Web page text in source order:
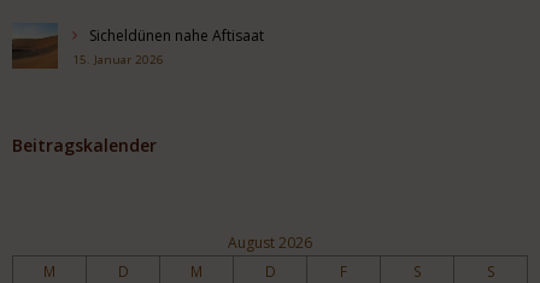
Sicheldünen nahe Aftisaat
15. Januar 2026
Beitragskalender
August 2026
M D M D F S S